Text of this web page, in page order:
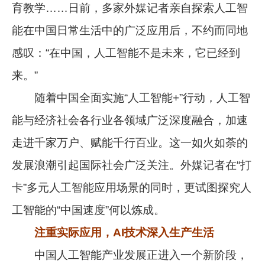
育教学……日前，多家外媒记者亲自探索人工智
能在中国日常生活中的广泛应用后，不约而同地
感叹：“在中国，人工智能不是未来，它已经到
来。”
随着中国全面实施“人工智能+”行动，人工智
能与经济社会各行业各领域广泛深度融合，加速
走进千家万户、赋能千行百业。这一如火如荼的
发展浪潮引起国际社会广泛关注。外媒记者在“打
卡”多元人工智能应用场景的同时，更试图探究人
工智能的“中国速度”何以炼成。
注重实际应用，AI技术深入生产生活
中国人工智能产业发展正进入一个新阶段，